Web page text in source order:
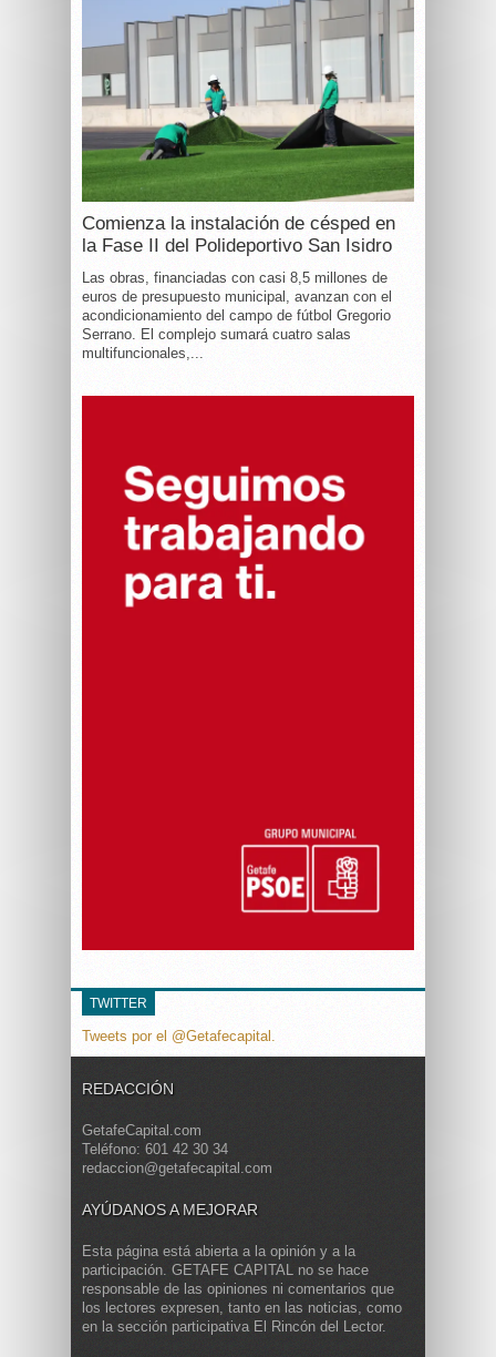
Comienza la instalación de césped en
la Fase II del Polideportivo San Isidro
Las obras, financiadas con casi 8,5 millones de
euros de presupuesto municipal, avanzan con el
acondicionamiento del campo de fútbol Gregorio
Serrano. El complejo sumará cuatro salas
multifuncionales,...
TWITTER
Tweets por el @Getafecapital.
REDACCIÓN
GetafeCapital.com
Teléfono: 601 42 30 34
redaccion@getafecapital.com
AYÚDANOS A MEJORAR
Esta página está abierta a la opinión y a la
participación. GETAFE CAPITAL no se hace
responsable de las opiniones ni comentarios que
los lectores expresen, tanto en las noticias, como
en la sección participativa El Rincón del Lector.